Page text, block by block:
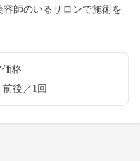
師のいるサロンで施術を
価格
前後／1回